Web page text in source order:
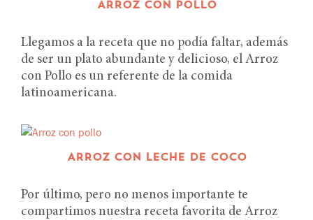
ARROZ CON POLLO
Llegamos a la receta que no podía faltar, además
de ser un plato abundante y delicioso, el Arroz
con Pollo es un referente de la comida
latinoamericana.
ARROZ CON LECHE DE COCO
Por último, pero no menos importante te
compartimos nuestra receta favorita de Arroz